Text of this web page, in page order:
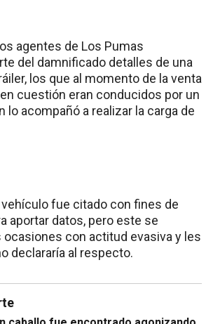
agentes de Los Pumas
del damnificado detalles de una
los que al momento de la venta
cuestión eran conducidos por un
lo acompañó a realizar la carga de
fue citado con fines de
aportar datos, pero este se
con actitud evasiva y les
declararía al respecto.